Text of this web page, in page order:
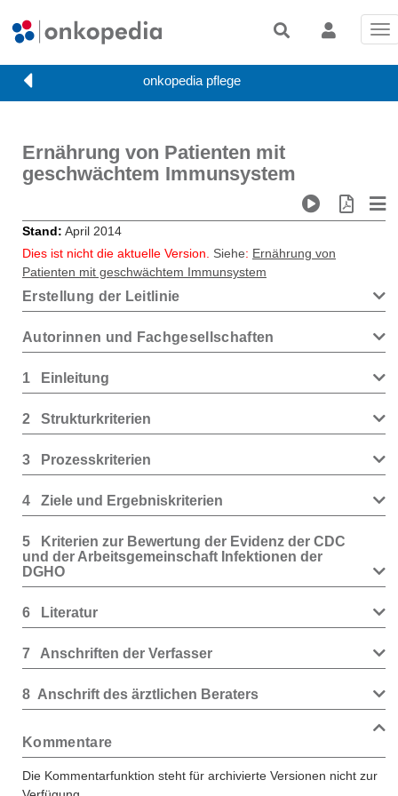
Ernährung von Patienten mit
geschwächtem Immunsystem
Stand April 2014
Dies ist nicht die aktuelle Version.
Siehe: Ernährung von
Patienten mit geschwächtem Immunsystem
Erstellung der Leitlinie
Autorinnen und Fachgesellschaften
1 Einleitung
2 Strukturkriterien
3 Prozesskriterien
4 Ziele und Ergebniskriterien
5
Kriterien zur Bewertung der Evidenz der CDC
und der Arbeitsgemeinschaft Infektionen der
DGHO
6 Literatur
7 Anschriften der Verfasser
8 Anschrift des ärztlichen Beraters
Kommentare
Die Kommentarfunktion steht für archivierte Versionen nicht zur